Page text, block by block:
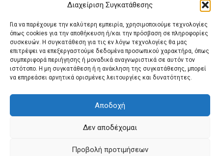
Διαχείριση Συγκατάθεσης
Για να παρέχουμε την καλύτερη εμπειρία, χρησιμοποιούμε τεχνολογίες
όπως cookies για την αποθήκευση ή/και την πρόσβαση σε πληροφορίες
συσκευών. Η συγκατάθεση για τις εν λόγω τεχνολογίες θα μας
επιτρέψει να επεξεργαστούμε δεδομένα προσωπικού χαρακτήρα, όπως
συμπεριφορά περιήγησης ή μοναδικά αναγνωριστικά σε αυτόν τον
ιστότοπο. Η μη συγκατάθεση ή η ανάκληση της συγκατάθεσης, μπορεί
να επηρεάσει αρνητικά ορισμένες λειτουργίες και δυνατότητες.
Αποδοχή
Δεν αποδέχομαι
Προβολή προτιμήσεων
Buy Adspace ΑΡΧΙΚΗ ΕΠΙΚΟΙΝΩΝΙΑ
ΟΡΟΙ ΧΡΗΣΗΣ